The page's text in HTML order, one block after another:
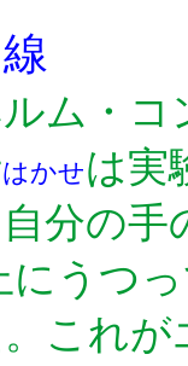
ム・コ
はかせは実
分の手
にうつ
これが